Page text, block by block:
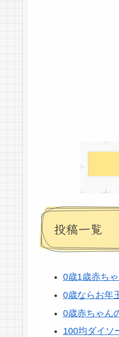
投稿一覧
0歳1歳赤ち
0歳ならお年
0歳赤ちゃん
100均ダイソ